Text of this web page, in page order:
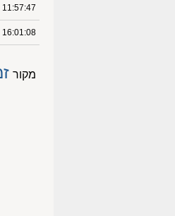
11:57:47
16:01:08
מקור